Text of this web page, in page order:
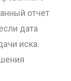
отчет
дата
иска.